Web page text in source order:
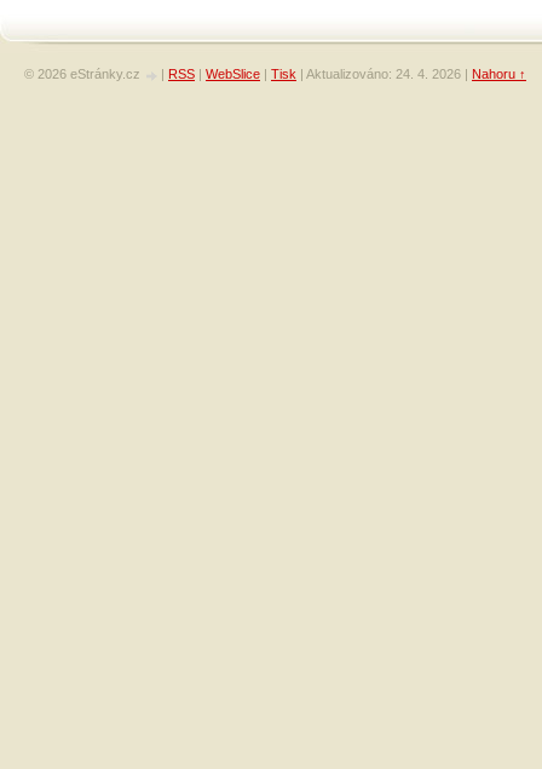
© 2026 eStránky.cz | RSS | WebSlice | Tisk | Aktualizováno: 24. 4. 2026 | Nahoru ↑